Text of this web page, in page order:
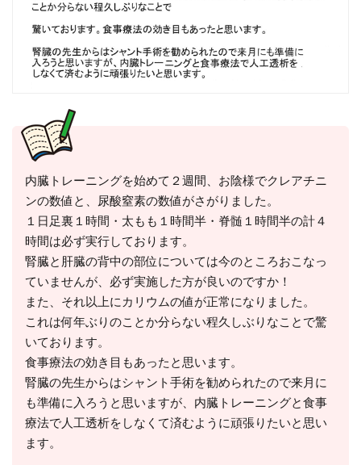
内臓トレーニングを始めて２週間、お陰様でクレアチニ
ンの数値と、尿酸窒素の数値がさがりました。
１日足裏１時間・太もも１時間半・脊髄１時間半の計４
時間は必ず実行しております。
腎臓と肝臓の背中の部位については今のところおこなっ
ていませんが、必ず実施した方が良いのですか！
また、それ以上にカリウムの値が正常になりました。
これは何年ぶりのことか分らない程久しぶりなことで驚
いております。
食事療法の効き目もあったと思います。
腎臓の先生からはシャント手術を勧められたので来月に
も準備に入ろうと思いますが、内臓トレーニングと食事
療法で人工透析をしなくて済むように頑張りたいと思い
ます。